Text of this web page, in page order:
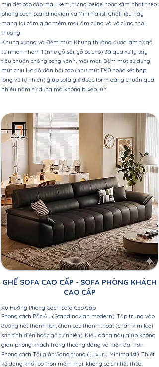
mịn dệt cao cấp màu kem, trắng beige hoặc xám nhạt theo
phong cách Scandinavian và Minimalist. Chất liệu này
mang lại cảm giác mềm mại, ấm cúng và vô cùng thời
thượng.
Khung xương và Đệm mút: Khung thường được làm từ gỗ
tự nhiên nhóm 1 (như gỗ sồi, gỗ óc chó) đã qua xử lý sấy
tiêu chuẩn chống cong vênh, mối mọt. Đệm mút sử dụng
mút chịu lực độ đàn hồi cao (như mút D40 hoặc kết hợp
lông vũ tự nhiên) giúp sofa giữ được form dáng chuẩn qua
nhiều năm sử dụng mà không bị xẹp lún.
GHẾ SOFA CAO CẤP - SOFA PHÒNG KHÁCH
CAO CẤP
Xu Hướng Phong Cách Sofa Cao Cấp
Phong cách Bắc Âu (Scandinavian modern): Tập trung vào
đường nét thanh lịch, chân cao thanh thoát (chân kim loại
sơn tĩnh điện hoặc gỗ tự nhiên). Kiểu dáng này giúp không
gian phòng khách trông thoáng đãng và hiện đại hơn.
Phong cách Tối giản Sang trọng (Luxury Minimalist): Thiết
kế dạng khối bo tròn mềm mại, không có chi tiết thừa.